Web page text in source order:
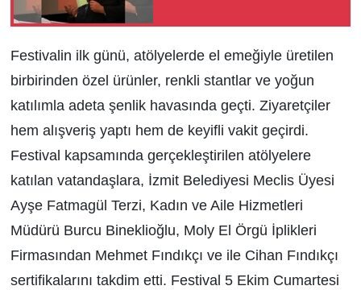
Festivalin ilk günü, atölyelerde el emeğiyle üretilen
birbirinden özel ürünler, renkli stantlar ve yoğun
katılımla adeta şenlik havasında geçti. Ziyaretçiler
hem alışveriş yaptı hem de keyifli vakit geçirdi.
Festival kapsamında gerçekleştirilen atölyelere
katılan vatandaşlara, İzmit Belediyesi Meclis Üyesi
Ayşe Fatmagül Terzi, Kadın ve Aile Hizmetleri
Müdürü Burcu Bineklioğlu, Moly El Örgü İplikleri
Firmasından Mehmet Fındıkçı ve ile Cihan Fındıkçı
sertifikalarını takdim etti. Festival 5 Ekim Cumartesi